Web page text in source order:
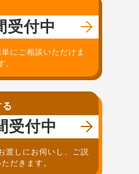
受付中
にご相談いただけま
。
受付中
渡しにお伺いし、ご説
だきます。